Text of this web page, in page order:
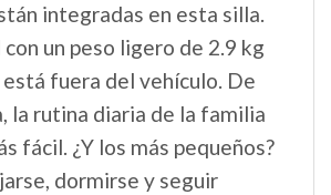
integradas en esta silla.
un peso ligero de 2.9 kg
está fuera del vehículo. De
la rutina diaria de la familia
fácil. ¿Y los más pequeños?
dormirse y seguir